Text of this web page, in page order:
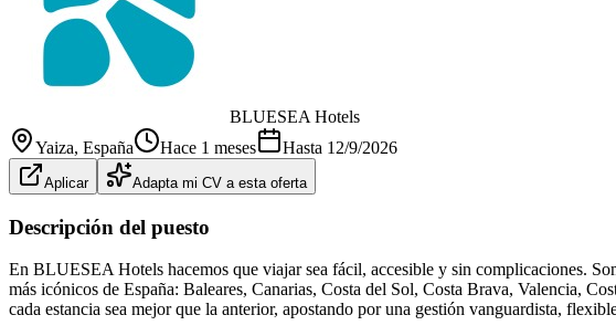
BLUESEA Hotels
Yaiza, España Hace 1 meses Hasta 12/9/2026
Aplicar Adapta mi CV a esta oferta
Descripción del puesto
En BLUESEA Hotels hacemos que viajar sea fácil, accesible y sin complicaciones.
más icónicos de España: Baleares, Canarias, Costa del Sol, Costa Brava, Valencia,
cada estancia sea mejor que la anterior, apostando por una gestión vanguardista,